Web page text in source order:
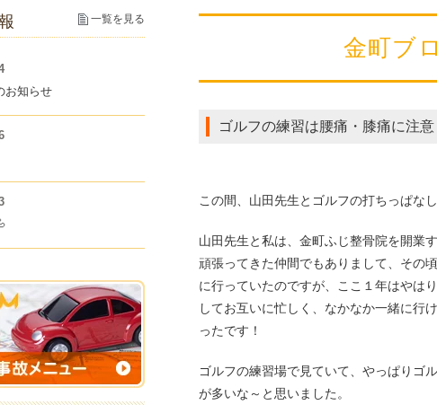
金町ブ
ゴルフの練習は腰痛・膝痛に注
この間、山田先生とゴルフの打ちっぱな
山田先生と私は、金町ふじ整骨院を開業
頑張ってきた仲間でもありまして、その
に行っていたのですが、ここ１年はやは
してお互いに忙しく、なかなか一緒に行
ったです！
ゴルフの練習場で見ていて、やっぱりゴ
が多いな～と思いました。
一覧を見る
お知らせ